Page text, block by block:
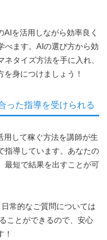
を活用しながら効率良く
べます。AIの選び方から効
タイズ方法を手に入れ、
身につけましょう！
った指導を受けられる
用して稼ぐ方法を講師が生
指導しています。あなたの
最短で結果を出すことが可
常的なご質問については
ことができるので、安心